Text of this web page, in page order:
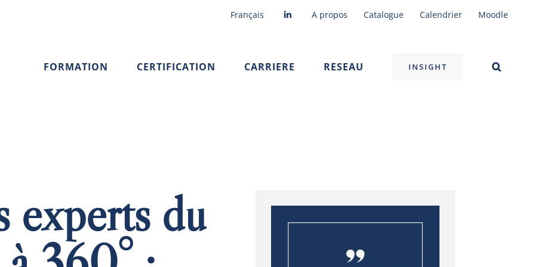
Français A propos Catalogue Calendrier Moodle
FORMATION CERTIFICATION CARRIERE RESEAU INSIGHT
experts du